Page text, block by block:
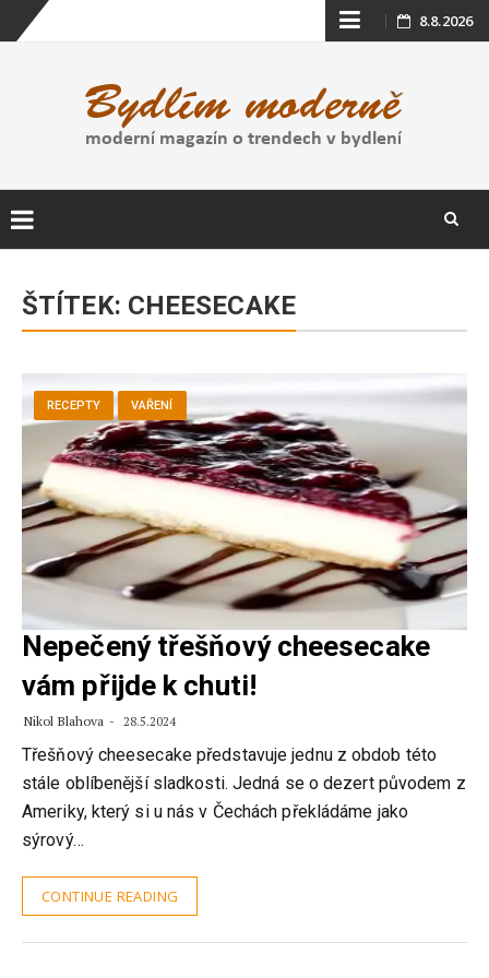
Skip
content
8.8.2026
contentŠTÍTEK: CHEESECAKE
RECEPTY VAŘENÍ
Nepečený třešňový cheesecake
vám přijde k chuti!
Nikol Blahova 28.5.2024
Třešňový cheesecake představuje jednu z obdob této
stále oblíbenější sladkosti. Jedná se o dezert původem z
Ameriky, který si u nás v Čechách překládáme jako
sýrový…
CONTINUE READING